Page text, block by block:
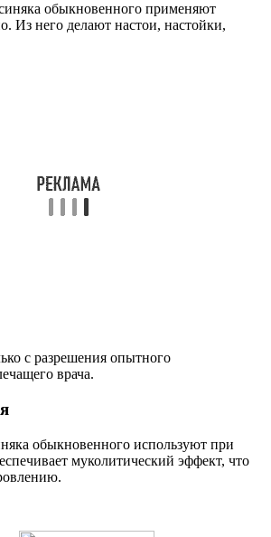
обыкновенного применяют
Из него делают настои, настойки,
с разрешения опытного
врача.
обыкновенного используют при
муколитический эффект, что